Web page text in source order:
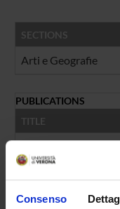
Consenso
SECTIONS
Arti e Geografie
PUBLICATIONS
TITLE
Presentazione:
Un poeta di
Recitazione